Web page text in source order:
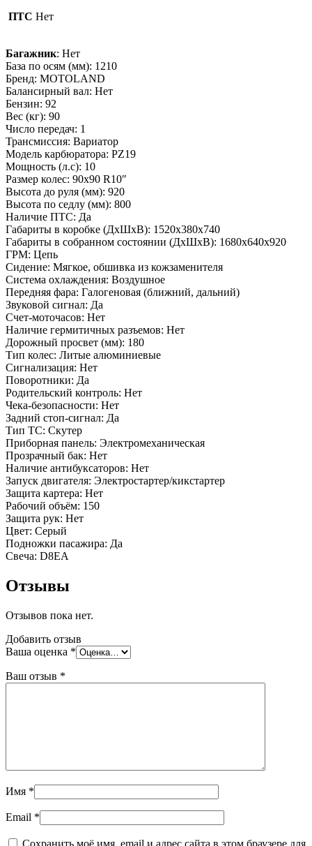
ПТС Нет
Багажник: Нет
База по осям (мм): 1210
Бренд: MOTOLAND
Балансирный вал: Нет
Бензин: 92
Вес (кг): 90
Число передач: 1
Трансмиссия: Вариатор
Модель карбюратора: PZ19
Мощность (л.с): 10
Размер колес: 90х90 R10″
Высота до руля (мм): 920
Высота по седлу (мм): 800
Наличие ПТС: Да
Габариты в коробке (ДхШхВ): 1520х380х740
Габариты в собранном состоянии (ДхШхВ): 1680х640х920
ГРМ: Цепь
Сидение: Мягкое, обшивка из кожзаменителя
Система охлаждения: Воздушное
Передняя фара: Галогеновая (ближний, дальний)
Звуковой сигнал: Да
Счет-моточасов: Нет
Наличие гермитичных разъемов: Нет
Дорожный просвет (мм): 180
Тип колес: Литые алюминиевые
Сигнализация: Нет
Поворотники: Да
Родительский контроль: Нет
Чека-безопасности: Нет
Задний стоп-сигнал: Да
Тип ТС: Скутер
Приборная панель: Электромеханическая
Прозрачный бак: Нет
Наличие антибуксаторов: Нет
Запуск двигателя: Электростартер/кикстартер
Защита картера: Нет
Рабочий объём: 150
Защита рук: Нет
Цвет: Серый
Подножки пасажира: Да
Свеча: D8EA
Отзывы
Отзывов пока нет.
Добавить отзыв
Ваша оценка *
Ваш отзыв *
Имя *
Email *